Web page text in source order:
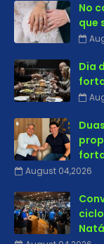
No
que
Dia
August 04,2026